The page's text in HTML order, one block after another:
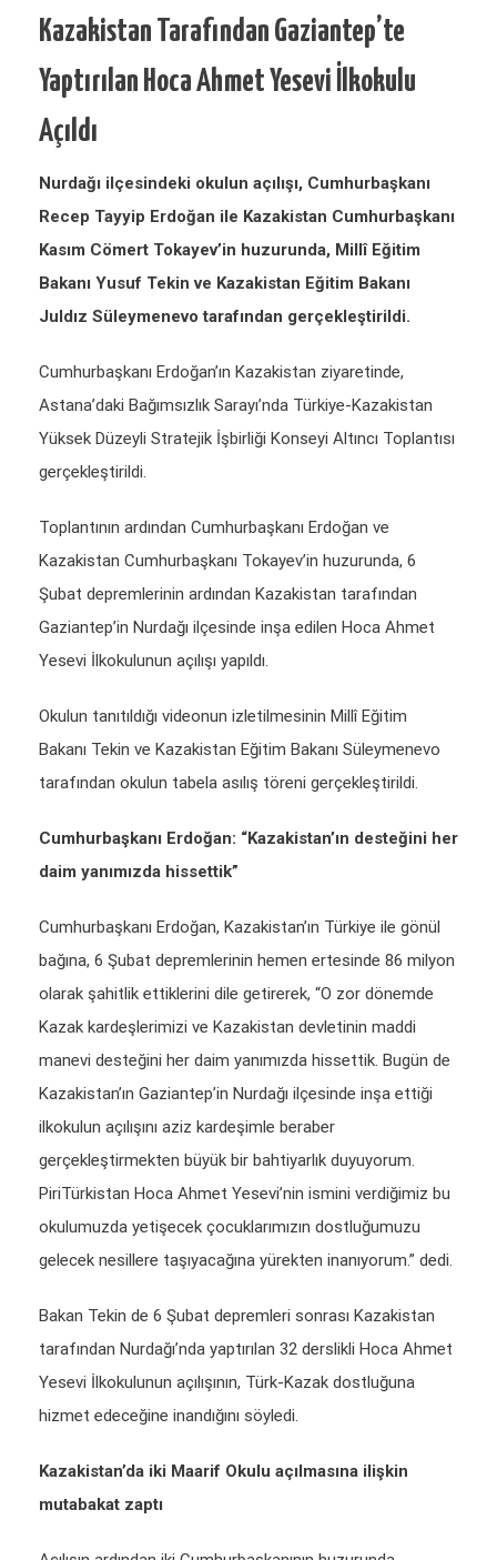
Kazakistan Tarafından Gaziantep’te
Yaptırılan Hoca Ahmet Yesevi İlkokulu
Açıldı
Nurdağı ilçesindeki okulun açılışı, Cumhurbaşkanı
Recep Tayyip Erdoğan ile Kazakistan Cumhurbaşkanı
Kasım Cömert Tokayev’in huzurunda, Millî Eğitim
Bakanı Yusuf Tekin ve Kazakistan Eğitim Bakanı
Juldız Süleymenevo tarafından gerçekleştirildi.
Cumhurbaşkanı Erdoğan’ın Kazakistan ziyaretinde,
Astana’daki Bağımsızlık Sarayı’nda Türkiye-Kazakistan
Yüksek Düzeyli Stratejik İşbirliği Konseyi Altıncı Toplantısı
gerçekleştirildi.
Toplantının ardından Cumhurbaşkanı Erdoğan ve
Kazakistan Cumhurbaşkanı Tokayev’in huzurunda, 6
Şubat depremlerinin ardından Kazakistan tarafından
Gaziantep’in Nurdağı ilçesinde inşa edilen Hoca Ahmet
Yesevi İlkokulunun açılışı yapıldı.
Okulun tanıtıldığı videonun izletilmesinin Millî Eğitim
Bakanı Tekin ve Kazakistan Eğitim Bakanı Süleymenevo
tarafından okulun tabela asılış töreni gerçekleştirildi.
Cumhurbaşkanı Erdoğan: “Kazakistan’ın desteğini her
daim yanımızda hissettik”
Cumhurbaşkanı Erdoğan, Kazakistan’ın Türkiye ile gönül
bağına, 6 Şubat depremlerinin hemen ertesinde 86 milyon
olarak şahitlik ettiklerini dile getirerek, “O zor dönemde
Kazak kardeşlerimizi ve Kazakistan devletinin maddi
manevi desteğini her daim yanımızda hissettik. Bugün de
Kazakistan’ın Gaziantep’in Nurdağı ilçesinde inşa ettiği
ilkokulun açılışını aziz kardeşimle beraber
gerçekleştirmekten büyük bir bahtiyarlık duyuyorum.
PiriTürkistan Hoca Ahmet Yesevi’nin ismini verdiğimiz bu
okulumuzda yetişecek çocuklarımızın dostluğumuzu
gelecek nesillere taşıyacağına yürekten inanıyorum.” dedi.
Bakan Tekin de 6 Şubat depremleri sonrası Kazakistan
tarafından Nurdağı’nda yaptırılan 32 derslikli Hoca Ahmet
Yesevi İlkokulunun açılışının, Türk-Kazak dostluğuna
hizmet edeceğine inandığını söyledi.
Kazakistan’da iki Maarif Okulu açılmasına ilişkin
mutabakat zaptı